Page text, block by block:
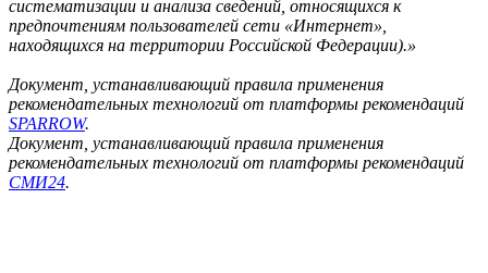
систематизации и анализа сведений, относящихся к
предпочтениям пользователей сети «Интернет»,
находящихся на территории Российской Федерации).»
Документ, устанавливающий правила применения
рекомендательных технологий от платформы рекомендаций
SPARROW.
Документ, устанавливающий правила применения
рекомендательных технологий от платформы рекомендаций
СМИ24.